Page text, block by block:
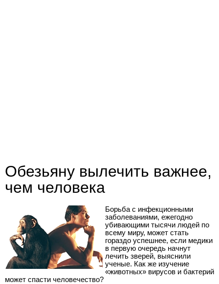
Обезьяну вылечить важнее,
чем человека
Борьба с инфекционными
заболеваниями, ежегодно
убивающими тысячи людей по
всему миру, может стать
гораздо успешнее, если медики
в первую очередь начнут
лечить зверей, выяснили
ученые. Как же изучение
«животных» вирусов и бактерий
может спасти человечество?